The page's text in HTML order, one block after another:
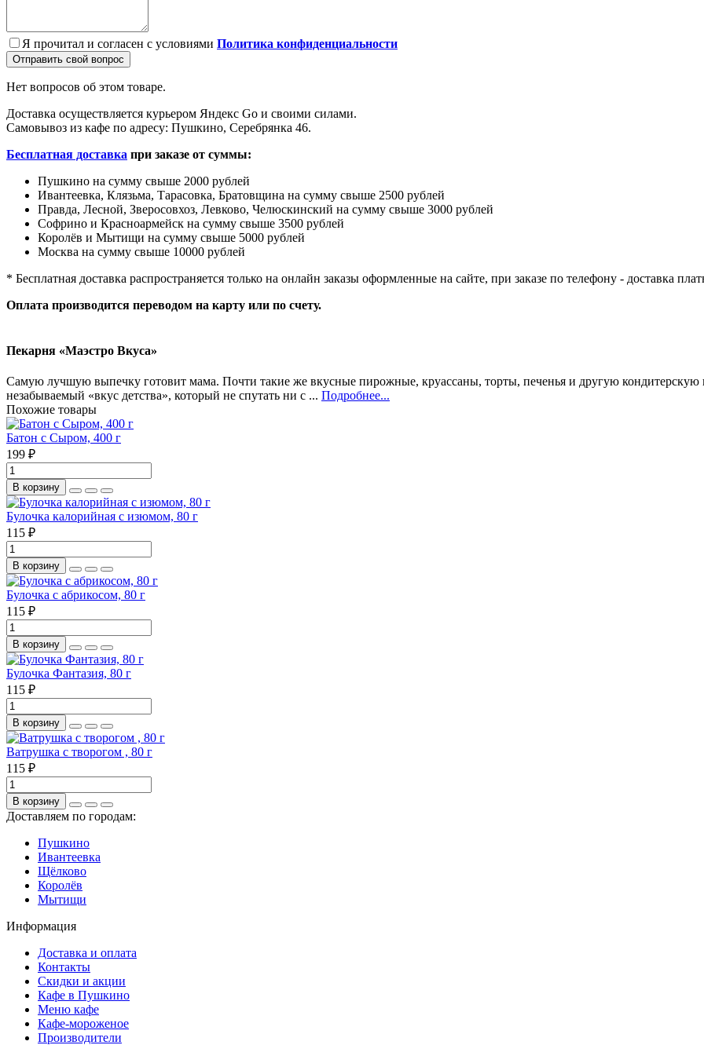
Я прочитал и согласен с условиями Политика конфиденциальности
Отправить свой вопрос
Нет вопросов об этом товаре.
Доставка осуществляется курьером Яндекс Go и своими силами.
Самовывоз из кафе по адресу: Пушкино, Серебрянка 46.
Бесплатная доставка при заказе от суммы:
Пушкино на сумму свыше 2000 рублей
Ивантеевка, Клязьма, Тарасовка, Братовщина на сумму свыше 2500 рублей
Правда, Лесной, Зверосовхоз, Левково, Челюскинский на сумму свыше 3000 рублей
Софрино и Красноармейск на сумму свыше 3500 рублей
Королёв и Мытищи на сумму свыше 5000 рублей
Москва на сумму свыше 10000 рублей
* Бесплатная доставка распространяется только на онлайн заказы оформленные на сайте, при заказе по телефону - доставка
Оплата производится переводом на карту или по счету.
Пекарня «Маэстро Вкуса»
Самую лучшую выпечку готовит мама. Почти такие же вкусные пирожные, круассаны, торты, печенья и другую
незабываемый «вкус детства», который не спутать ни с ... Подробнее...
Похожие товары
Батон с Сыром, 400 г
199 ₽
В корзину
Булочка калорийная с изюмом, 80 г
115 ₽
В корзину
Булочка с абрикосом, 80 г
115 ₽
В корзину
Булочка Фантазия, 80 г
115 ₽
В корзину
Ватрушка с творогом , 80 г
115 ₽
В корзину
Доставляем по городам:
Пушкино
Ивантеевка
Щёлково
Королёв
Мытищи
Информация
Доставка и оплата
Контакты
Скидки и акции
Кафе в Пушкино
Меню кафе
Кафе-мороженое
Производители